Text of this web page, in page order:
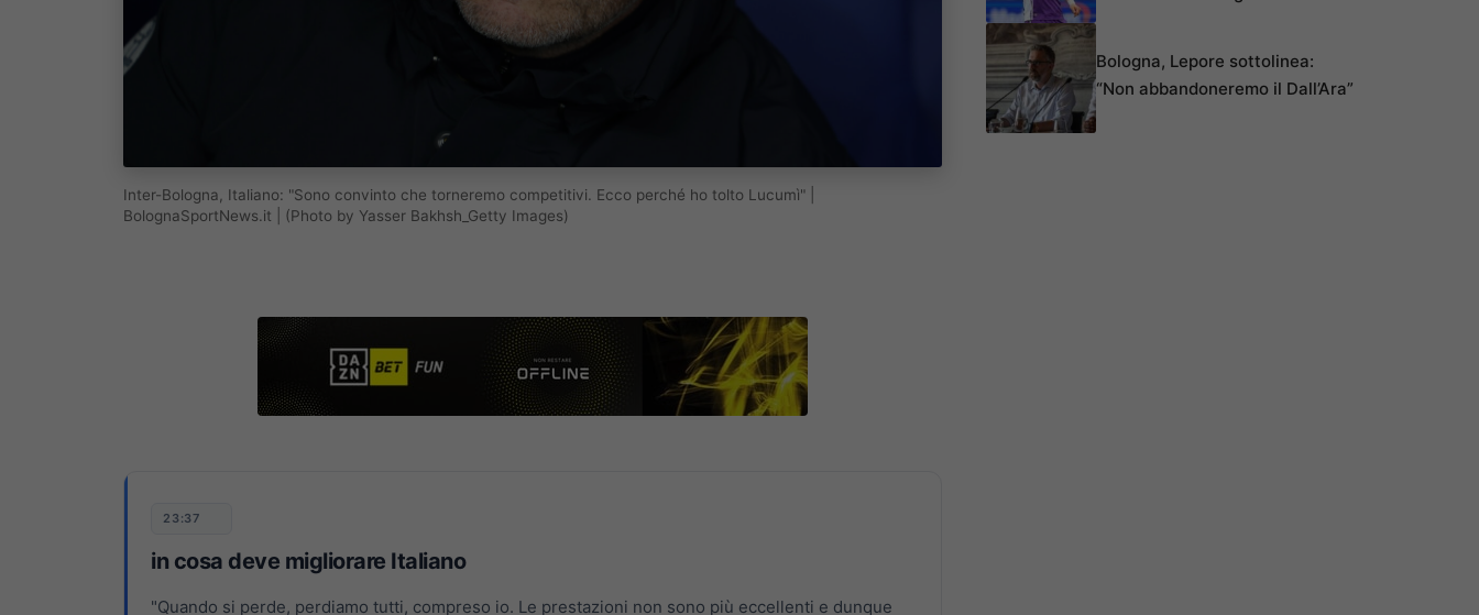
Inter-Bologna, Italiano: "Sono convinto che torneremo competitivi. Ecco perché ho tolto Lucumì" |
BolognaSportNews.it | (Photo by Yasser Bakhsh_Getty Images)
23:37
in cosa deve migliorare Italiano
"Quando si perde, perdiamo tutti, compreso io. Le prestazioni non sono più eccellenti e dunque
Bologna, Lepore sottolinea:
“Non abbandoneremo il Dall’Ara”